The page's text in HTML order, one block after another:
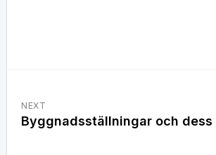
NEXT
Byggnadsställningar och